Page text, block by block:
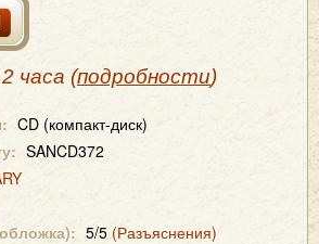
часа (подробности)
CD (компакт-диск)
SANCD372
5/5 (Разъяснения)